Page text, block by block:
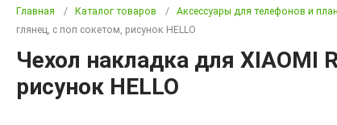
Главная Каталог товаров Аксессуары для телефонов и
глянец, с поп сокетом, рисунок HELLO
Чехол накладка для XIAOMI
рисунок HELLO